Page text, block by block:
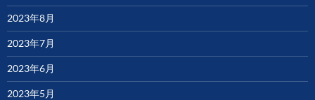
2023年8月
2023年7月
2023年6月
2023年5月